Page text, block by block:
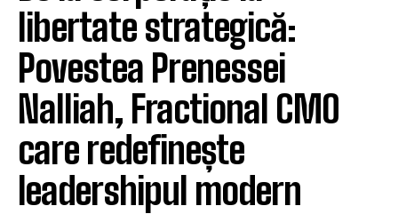
libertate strategică:
Povestea Prenessei
Nalliah, Fractional CMO
care redefinește
leadershipul modern